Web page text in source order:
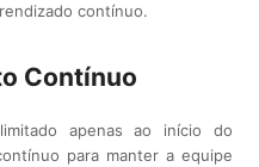
contínuo.
Contínuo
apenas ao início do
para manter a equipe